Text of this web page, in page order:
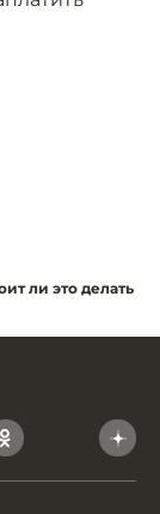
ли это делать